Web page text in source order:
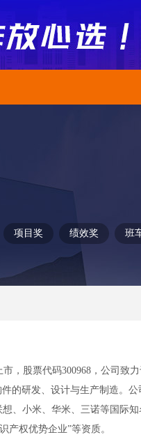
项目奖 绩效奖 班
，股票代码300968，公司致
研发、设计与生产制造。公
、小米、华米、三诺等国际
产权优势企业”等资质。